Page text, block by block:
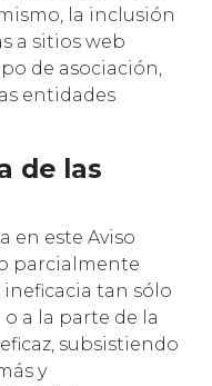
la inclusión
a sitios web
de asociación,
entidades
de las
en este Aviso
parcialmente
tan sólo
a la parte de la
subsistiendo
y